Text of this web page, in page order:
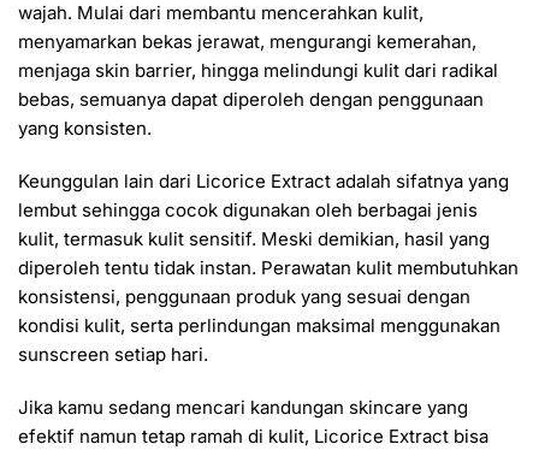
wajah. Mulai dari membantu mencerahkan kulit,
menyamarkan bekas jerawat, mengurangi kemerahan,
menjaga skin barrier, hingga melindungi kulit dari radikal
bebas, semuanya dapat diperoleh dengan penggunaan
yang konsisten.
Keunggulan lain dari Licorice Extract adalah sifatnya yang
lembut sehingga cocok digunakan oleh berbagai jenis
kulit, termasuk kulit sensitif. Meski demikian, hasil yang
diperoleh tentu tidak instan. Perawatan kulit membutuhkan
konsistensi, penggunaan produk yang sesuai dengan
kondisi kulit, serta perlindungan maksimal menggunakan
sunscreen setiap hari.
Jika kamu sedang mencari kandungan skincare yang
efektif namun tetap ramah di kulit, Licorice Extract bisa